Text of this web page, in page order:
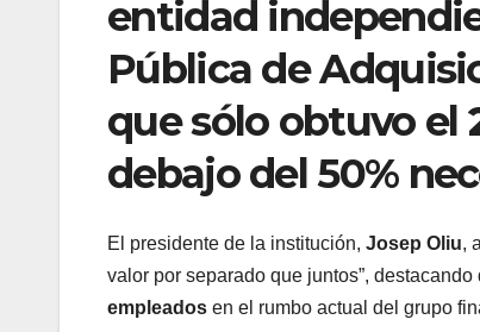
entidad
Pública de
que sólo obtuvo el
debajo del 50%
El presidente de la institución, Josep Oliu,
valor por separado que juntos”,
empleados en el rumbo actual del grupo